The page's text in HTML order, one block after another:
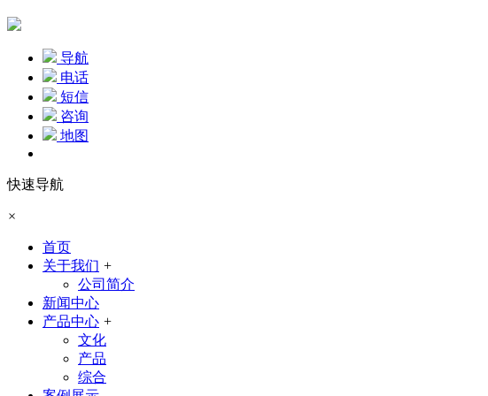
导航
电话
短信
咨询
地图
快速导航
×
首页
关于我们 +
公司简介
新闻中心
产品中心 +
文化
产品
综合